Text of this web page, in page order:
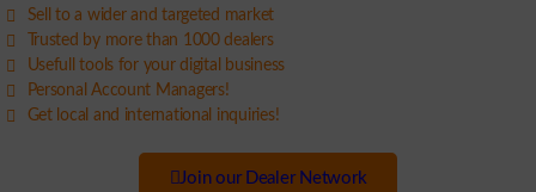
Sell to a wider and targeted market
Trusted by more than 1000 dealers
Usefull tools for your digital business
Personal Account Managers!
Get local and international inquiries!
Join our Dealer Network